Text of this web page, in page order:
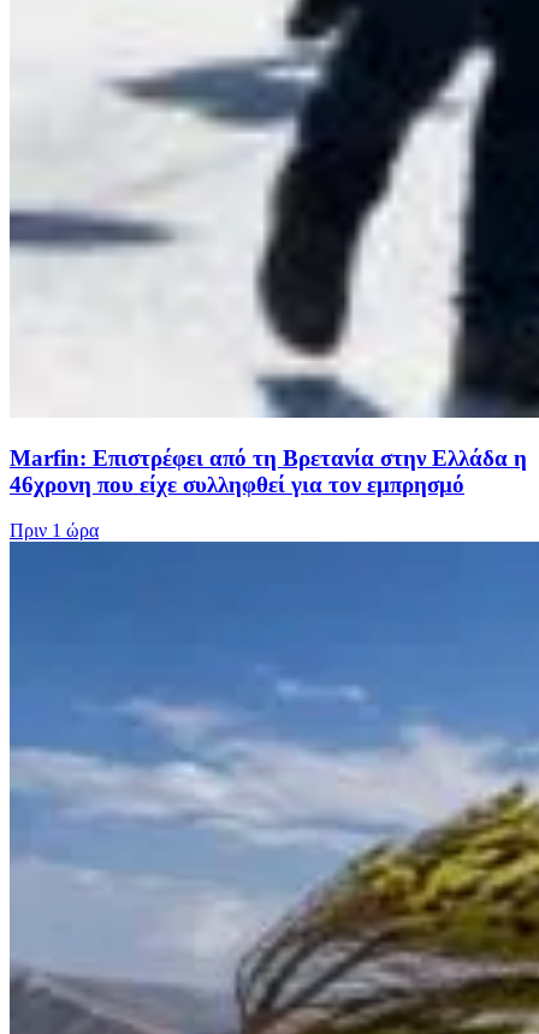
Marfin: Επιστρέφει από τη Βρετανία στην Ελλάδα η
46χρονη που είχε συλληφθεί για τον εμπρησμό
Πριν 1 ώρα